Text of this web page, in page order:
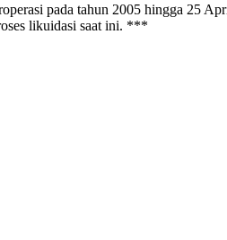
pada tahun 2005 hingga 25
likuidasi saat ini. ***